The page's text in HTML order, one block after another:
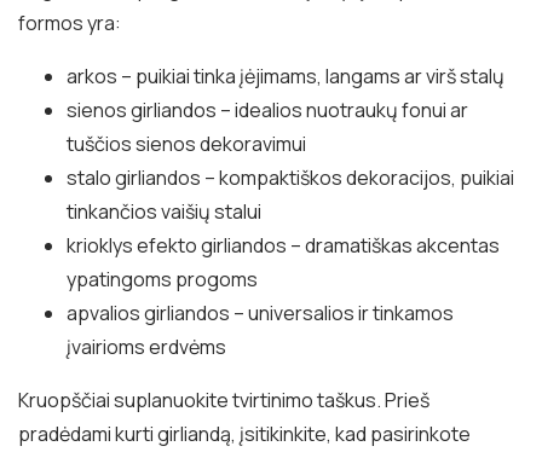
formos yra:
arkos – puikiai tinka įėjimams, langams ar virš stalų
sienos girliandos – idealios nuotraukų fonui ar
tuščios sienos dekoravimui
stalo girliandos – kompaktiškos dekoracijos, puikiai
tinkančios vaišių stalui
krioklys efekto girliandos – dramatiškas akcentas
ypatingoms progoms
apvalios girliandos – universalios ir tinkamos
įvairioms erdvėms
Kruopščiai suplanuokite tvirtinimo taškus. Prieš
pradėdami kurti girliandą, įsitikinkite, kad pasirinkote